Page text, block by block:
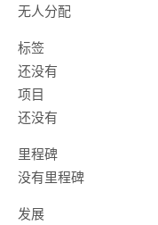
无人分配
标签
还没有
项目
还没有
里程碑
没有里程碑
发展